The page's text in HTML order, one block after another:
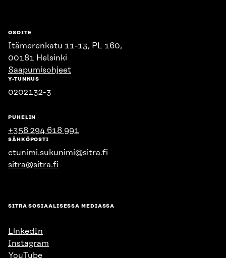
OSOITE
Itämerenkatu 11-13, PL 160,
00181 Helsinki
Saapumisohjeet
Y-TUNNUS
0202132-3
PUHELIN
+358 294 618 991
SÄHKÖPOSTI
etunimi.sukunimi@sitra.fi
sitra@sitra.fi
SITRA SOSIAALISESSA MEDIASSA
LinkedIn
Instagram
YouTube